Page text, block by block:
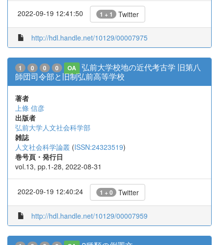
2022-09-19 12:41:50 1 + 1 Twitter
http://hdl.handle.net/10129/00007975
1 0 0 0 OA
弘前大学校地の近代考古学 旧第八
師団司令部と旧制弘前高等学校
著者
上條 信彦
出版者
弘前大学人文社会科学部
雑誌
人文社会科学論叢 (ISSN:24323519)
巻号頁・発行日
vol.13, pp.1-28, 2022-08-31
2022-09-19 12:40:24 1 + 0 Twitter
http://hdl.handle.net/10129/00007959